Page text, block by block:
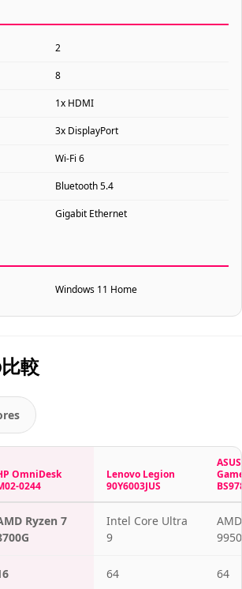
2
8
1x HDMI
3x DisplayPort
Wi-Fi 6
Bluetooth 5.4
Gigabit Ethernet
Windows 11 Home
較
OmniDesk
0244
Lenovo Legion
90Y6003JUS
Ryzen 7
Intel Core Ultra
9
64 64